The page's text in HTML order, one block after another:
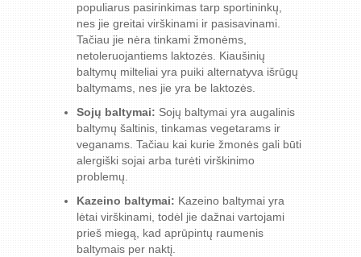
populiarus pasirinkimas tarp sportininkų,
nes jie greitai virškinami ir pasisavinami.
Tačiau jie nėra tinkami žmonėms,
netoleruojantiems laktozės. Kiaušinių
baltymų milteliai yra puiki alternatyva išrūgų
baltymams, nes jie yra be laktozės.
Sojų baltymai: Sojų baltymai yra augalinis
baltymų šaltinis, tinkamas vegetarams ir
veganams. Tačiau kai kurie žmonės gali būti
alergiški sojai arba turėti virškinimo
problemų.
Kazeino baltymai: Kazeino baltymai yra
lėtai virškinami, todėl jie dažnai vartojami
prieš miegą, kad aprūpintų raumenis
baltymais per naktį.